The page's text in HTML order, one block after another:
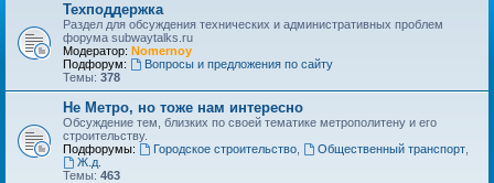
Техподдержка
Раздел для обсуждения технических и административных проблем
форума subwaytalks.ru
Модератор: Nomernoy
Подфорум:
Вопросы и предложения по сайту
Темы: 378
Не Метро, но тоже нам интересно
Обсуждение тем, близких по своей тематике метрополитену и его
строительству.
Подфорумы:
Городское строительство, Общественный транспорт,
Ж.д.
Темы: 463